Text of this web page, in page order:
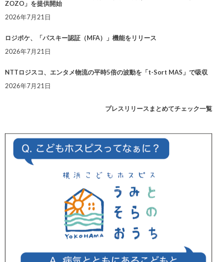
ZOZO」を提供開始
2026年7月21日
ロジポケ、「パスキー認証（MFA）」機能をリリース
2026年7月21日
NTTロジスコ、エンタメ物流の平時5倍の波動を「t-Sort MAS」で吸収
2026年7月21日
プレスリリースまとめてチェック一覧